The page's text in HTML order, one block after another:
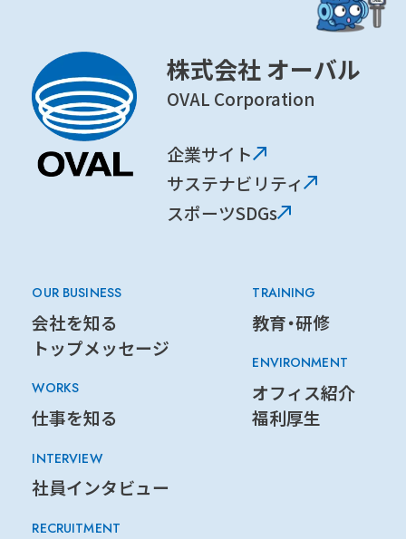
株式会社 オーバル
OVAL Corporation
企業サイト
サステナビリティ
スポーツSDGs
OUR BUSINESS
会社を知る
トップメッセージ
WORKS
仕事を知る
INTERVIEW
社員インタビュー
TRAINING
教育・研修
ENVIRONMENT
オフィス紹介
福利厚生
RECRUITMENT